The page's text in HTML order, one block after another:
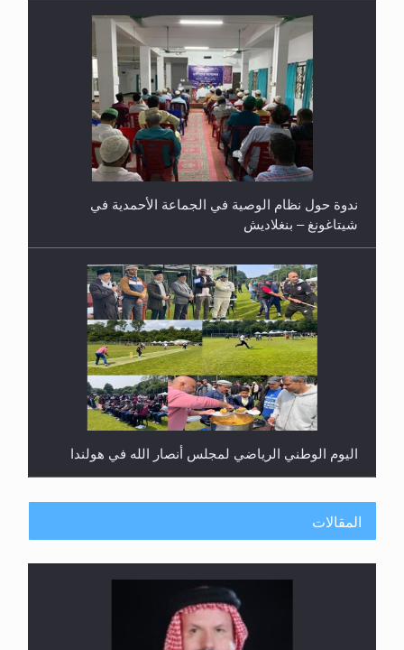
ندوة حول نظام الوصية في الجماعة الأحمدية في
شيتاغونغ – بنغلاديش
اليوم الوطني الرياضي لمجلس أنصار الله في هولندا
المقالات